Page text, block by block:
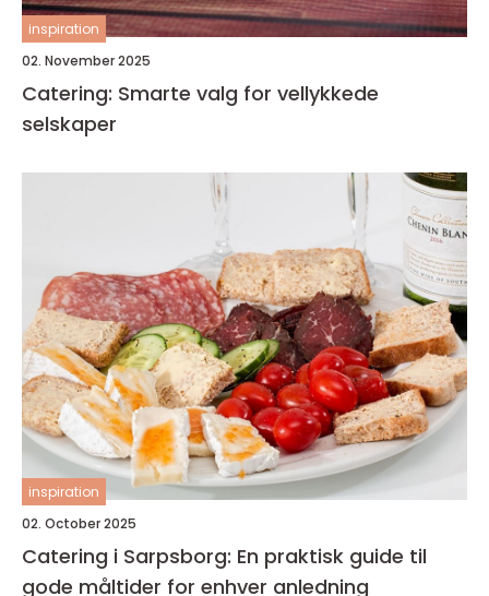
inspiration
02. November 2025
Catering: Smarte valg for vellykkede
selskaper
inspiration
02. October 2025
Catering i Sarpsborg: En praktisk guide til
gode måltider for enhver anledning